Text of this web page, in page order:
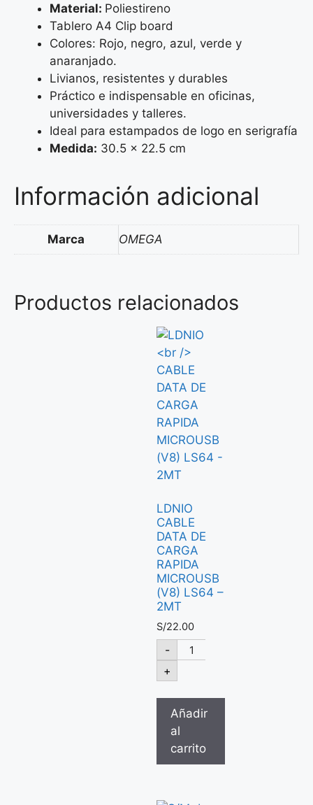
Material: Poliestireno
Tablero A4 Clip board
Colores: Rojo, negro, azul, verde y
anaranjado.
Livianos, resistentes y durables
Práctico e indispensable en oficinas,
universidades y talleres.
Ideal para estampados de logo en serigrafía
Medida: 30.5 x 22.5 cm
Información adicional
Marca OMEGA
Productos relacionados
LDNIO
CABLE
DATA DE
CARGA
RAPIDA
MICROUSB
(V8) LS64 –
2MT
S/22.00
-
+
Añadir
al
carrito